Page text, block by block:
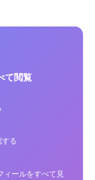
て閲覧
る
ィールをすべて見